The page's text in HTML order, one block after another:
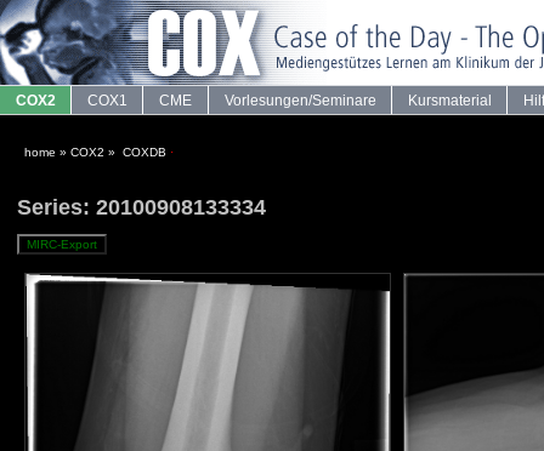
COX2 COX1 CME Vorlesungen/Seminare Kursmaterial
home » COX2 » COXDB ·
Series: 20100908133334